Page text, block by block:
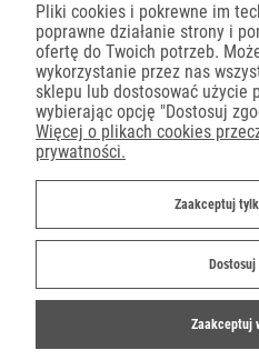
Płatności
Dostawa
Pliki cookies i pokrewne im
poprawne działanie strony i
ofertę do Twoich potrzeb.
wykorzystanie przez nas
sklepu lub dostosować użycie
wybierając opcję "Dostosuj
Więcej o plikach cookies
prywatności.
Zaakceptuj
Dostosuj
Zaakceptuj